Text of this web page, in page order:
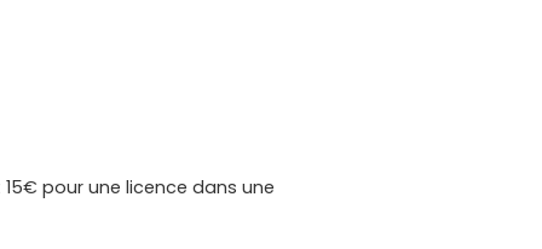
pour une licence dans une